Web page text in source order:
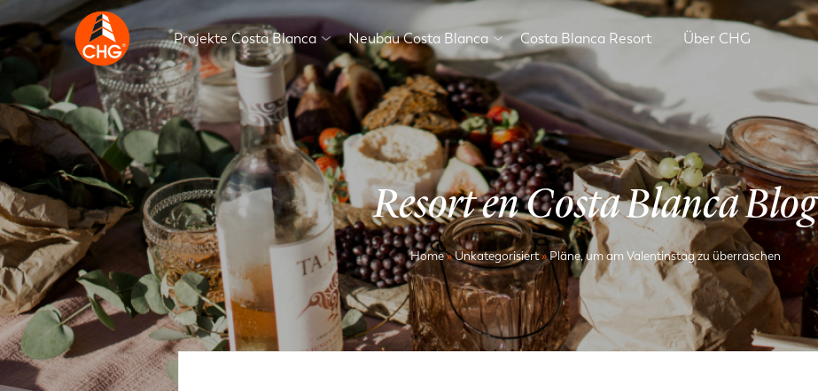
Projekte Costa Blanca Neubau Costa Blanca Costa Blanca Resort Über CHG
Resort en Costa Blanca Blog
Home»Unkategorisiert»Pläne, um am Valentinstag zu überraschen